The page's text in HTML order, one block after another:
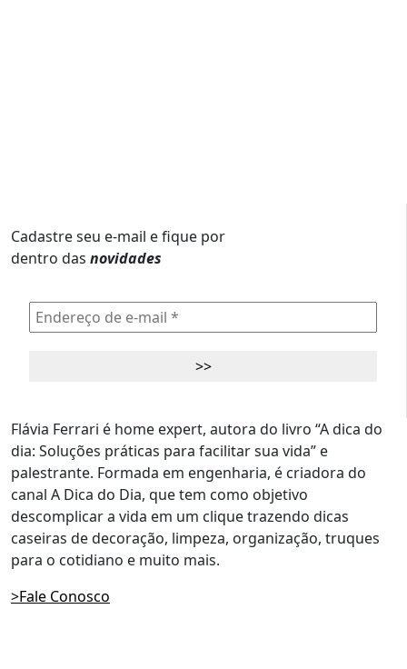
Cadastre seu e-mail e fique por
dentro das novidades
Flávia Ferrari é home expert, autora do livro “A dica do
dia: Soluções práticas para facilitar sua vida” e
palestrante. Formada em engenharia, é criadora do
canal A Dica do Dia, que tem como objetivo
descomplicar a vida em um clique trazendo dicas
caseiras de decoração, limpeza, organização, truques
para o cotidiano e muito mais.
>Fale Conosco